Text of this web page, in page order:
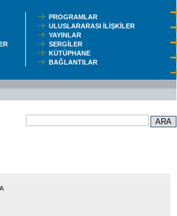
PROGRAMLAR
ULUSLARARASI İLİŞKİLER
YAYINLAR
SERGİLER
KÜTÜPHANE
BAĞLANTILAR